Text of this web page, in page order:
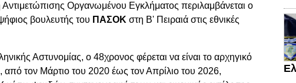
Οργανωμένου Εγκλήματος περιλαμβάνεται ο
βουλευτής του ΠΑΣΟΚ στη Β' Πειραιά στις εθνικές
Αστυνομίας, ο 48χρονος φέρεται να είναι το αρχηγικό
τον Μάρτιο του 2020 έως τον Απρίλιο του 2026,